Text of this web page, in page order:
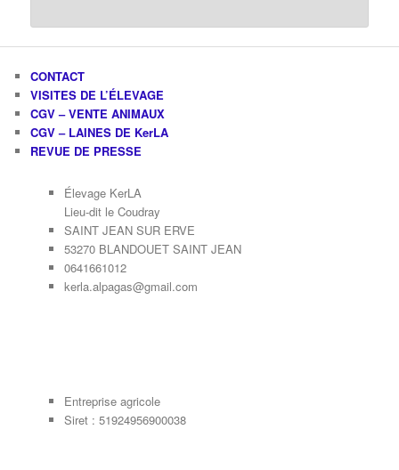
CONTACT
VISITES DE L’ÉLEVAGE
CGV – VENTE ANIMAUX
CGV – LAINES DE KerLA
REVUE DE PRESSE
Élevage KerLA
Lieu-dit le Coudray
SAINT JEAN SUR ERVE
53270 BLANDOUET SAINT JEAN
0641661012
kerla.alpagas@gmail.com
Entreprise agricole
Siret : 51924956900038